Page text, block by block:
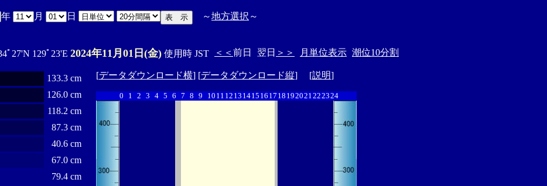
年 月 日 ～地方選択 ～
ﾟ27'N 129ﾟ23'E 2024年11月01日(金) 使用時 JST ＜＜ 前日 翌日 ＞＞ 月単位表示 潮位10分割
133.3 cm
126.0 cm
118.2 cm
87.3 cm
40.6 cm
67.0 cm
79.4 cm
[データダウンロード横] [データダウンロード縦] [説明]
0 1 2 3 4 5 6 7 8 9 10 11 12 13 1415 16 17 18 192021222324